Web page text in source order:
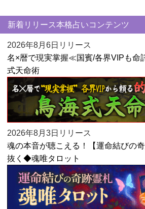
新着リリース本格占いコンテンツ
2026年8月6日リリース
名×暦で現実掌握≪国賓/各界VIPも命
式天命術
2026年8月3日リリース
魂の本音が聴こえる！【運命結びの
抜く◆魂唯タロット